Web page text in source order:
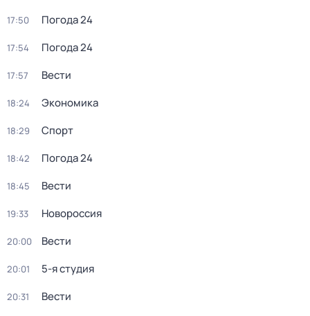
17:50 Погода 24
17:54 Погода 24
17:57 Вести
18:24 Экономика
18:29 Спорт
18:42 Погода 24
18:45 Вести
19:33 Новороссия
20:00 Вести
20:01 5-я студия
20:31 Вести